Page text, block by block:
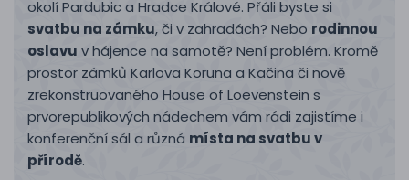
okolí Pardubic a Hradce Králové. Přáli byste si
svatbu na zámku, či v zahradách? Nebo rodinnou
oslavu v hájence na samotě? Není problém. Kromě
prostor zámků Karlova Koruna a Kačina či nově
zrekonstruovaného House of Loevenstein s
prvorepublikových nádechem vám rádi zajistíme i
konferenční sál a různá místa na svatbu v
přírodě.